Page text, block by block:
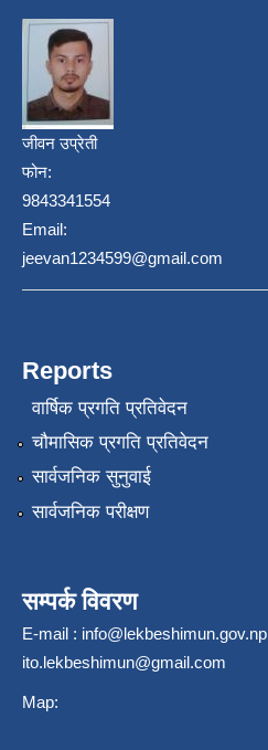
जीवन उप्रेती
फोन:
9843341554
Email:
jeevan1234599@gmail.com
Reports
वार्षिक प्रगति प्रतिवेदन
चौमासिक प्रगति प्रतिवेदन
सार्वजनिक सुनुवाई
सार्वजनिक परीक्षण
सम्पर्क विवरण
E-mail : info@lekbeshimun.gov.np
ito.lekbeshimun@gmail.com
Map: